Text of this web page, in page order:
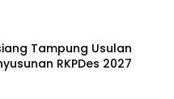
Tampung Usulan
RKPDes 2027